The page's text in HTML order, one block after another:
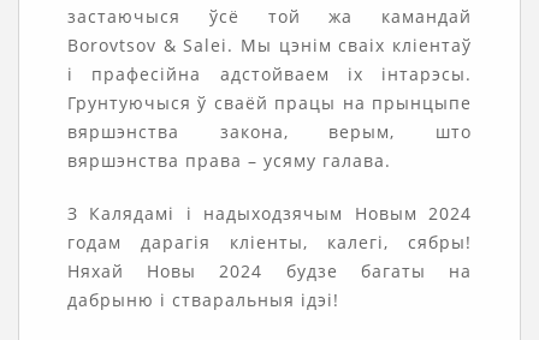
застаючыся ўсё той жа камандай
Borovtsov & Salei. Мы цэнім сваіх кліентаў
і прафесійна адстойваем іх інтарэсы.
Грунтуючыся ў сваёй працы на прынцыпе
вяршэнства закона, верым, што
вяршэнства права – усяму галава.
З Калядамі і надыходзячым Новым 2024
годам дарагія кліенты, калегі, сябры!
Няхай Новы 2024 будзе багаты на
дабрыню і стваральныя ідэі!